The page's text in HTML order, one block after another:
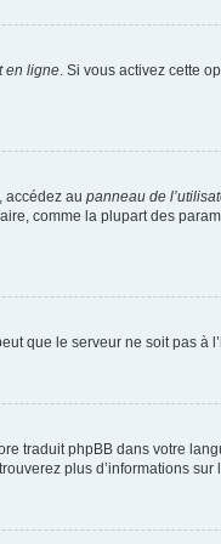
en ligne . Si vous activez cette
accédez au panneau de
comme la plupart des
que le serveur ne soit pas à
traduit phpBB dans votre
plus d’informations